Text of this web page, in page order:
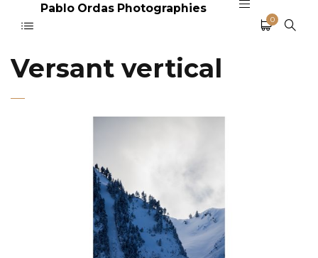
Pablo Ordas Photographies
0
Versant vertical